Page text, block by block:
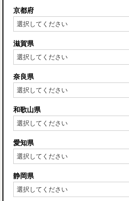
京都府
滋賀県
奈良県
和歌山県
愛知県
静岡県